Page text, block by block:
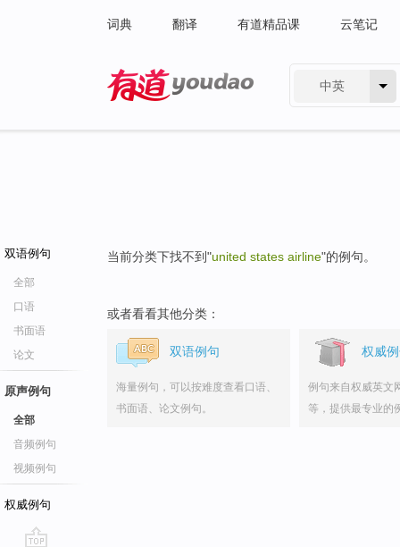
词典 翻译 有道精品课 云笔记
中英
双语例句
全部
口语
书面语
论文
原声例句
全部
音频例句
视频例句
权威例句
当前分类下找不到"united states airline"的例句。
或者看看其他分类：
双语例句
海量例句，可以按难度查看口语、
书面语、论文例句。
权威
例句来自权威英文
等，提供最专业的